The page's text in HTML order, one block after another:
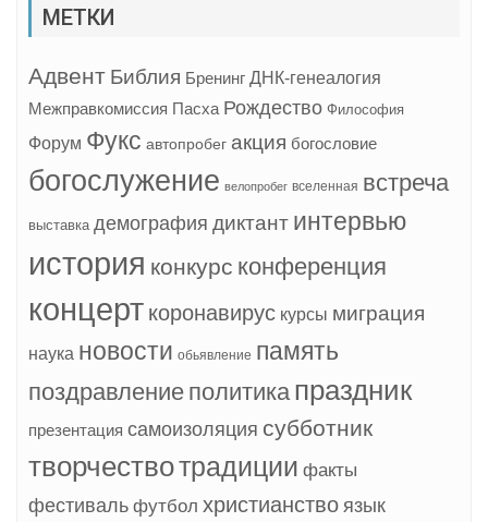
МЕТКИ
Адвент Библия Бренинг ДНК-генеалогия
Межправкомиссия Пасха Рождество Философия
Форум Фукс автопробег акция богословие
богослужение велопробег вселенная встреча
выставка демография диктант интервью
история конкурс конференция
концерт коронавирус курсы миграция
наука новости обьявление память
поздравление политика праздник
презентация самоизоляция субботник
творчествотрадиции факты
фестиваль футбол христианство язык